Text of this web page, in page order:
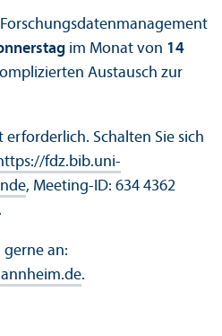
im Monat von 14
Austausch zur
Schalten Sie sich
fdz.bib.uni-
, Meeting-ID: 634 4362
gerne an:
.